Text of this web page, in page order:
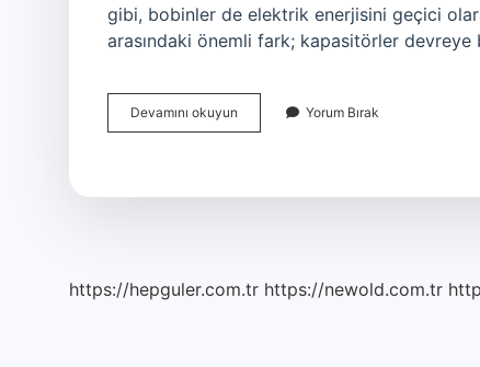
gibi, bobinler de elektrik enerjisini geçici
arasındaki önemli fark; kapasitörler devreye
Devamını okuyun Kondansatör
Tipi
Yorum Bırak
https://hepguler.com.tr https://newold.com.tr